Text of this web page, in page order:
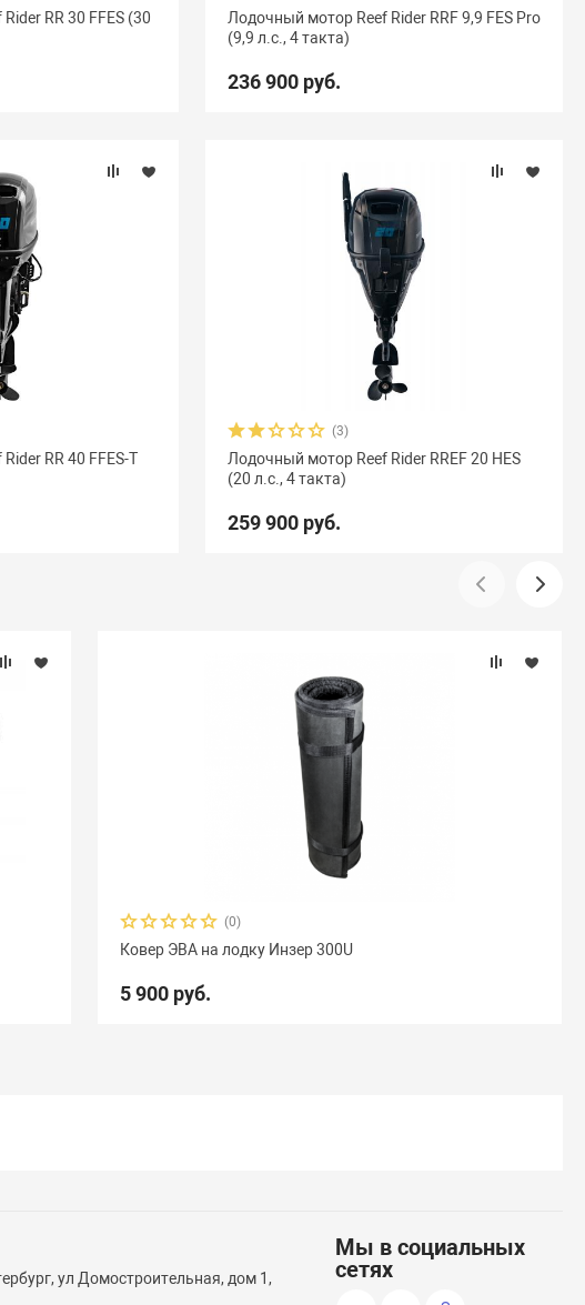
RR 30 FFES (30
Лодочный мотор Reef Rider RRF 9,9 FES Pro
(9,9 л.с., 4 такта)
236 900 руб.
RR 40 FFES-T
(3)
Лодочный мотор Reef Rider RREF 20 HES
(20 л.с., 4 такта)
259 900 руб.
(0)
Ковер ЭВА на лодку Инзер 300U
5 900 руб.
ул Домостроительная, дом 1,
Мы в социальных
сетях